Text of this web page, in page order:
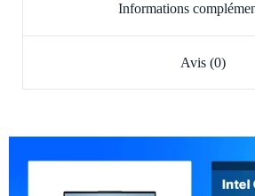
Informations
Avis (0)